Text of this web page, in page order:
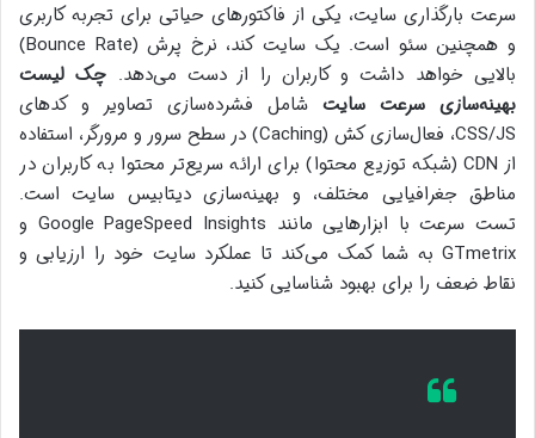
سرعت بارگذاری سایت، یکی از فاکتورهای حیاتی برای تجربه کاربری
و همچنین سئو است. یک سایت کند، نرخ پرش (Bounce Rate)
بالایی خواهد داشت و کاربران را از دست می‌دهد. چک لیست
بهینه‌سازی سرعت سایت شامل فشرده‌سازی تصاویر و کدهای
CSS/JS، فعال‌سازی کش (Caching) در سطح سرور و مرورگر، استفاده
از CDN (شبکه توزیع محتوا) برای ارائه سریع‌تر محتوا به کاربران در
مناطق جغرافیایی مختلف، و بهینه‌سازی دیتابیس سایت است.
تست سرعت با ابزارهایی مانند Google PageSpeed Insights و
GTmetrix به شما کمک می‌کند تا عملکرد سایت خود را ارزیابی و
نقاط ضعف را برای بهبود شناسایی کنید.